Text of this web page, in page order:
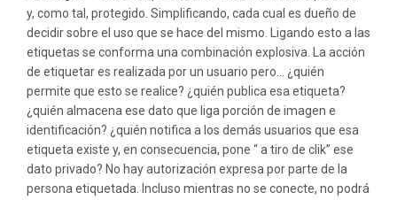
y, como tal, protegido. Simplificando, cada cual es dueño de
decidir sobre el uso que se hace del mismo. Ligando esto a las
etiquetas se conforma una combinación explosiva. La acción
de etiquetar es realizada por un usuario pero… ¿quién
permite que esto se realice? ¿quién publica esa etiqueta?
¿quién almacena ese dato que liga porción de imagen e
identificación? ¿quién notifica a los demás usuarios que esa
etiqueta existe y, en consecuencia, pone “ a tiro de clik” ese
dato privado? No hay autorización expresa por parte de la
persona etiquetada. Incluso mientras no se conecte, no podrá